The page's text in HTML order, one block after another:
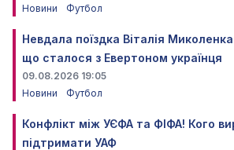
Новини
Футбол
Невдала поїздка Віталія
що сталося з Евертоном українця
09.08.2026 19:05
Новини
Футбол
Конфлікт між УЄФА та ФІФА! Кого
підтримати УАФ